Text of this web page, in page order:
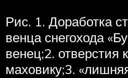
Рис. 1. Доработка
венца снегохода
венец;2. отверстия
маховику;3.